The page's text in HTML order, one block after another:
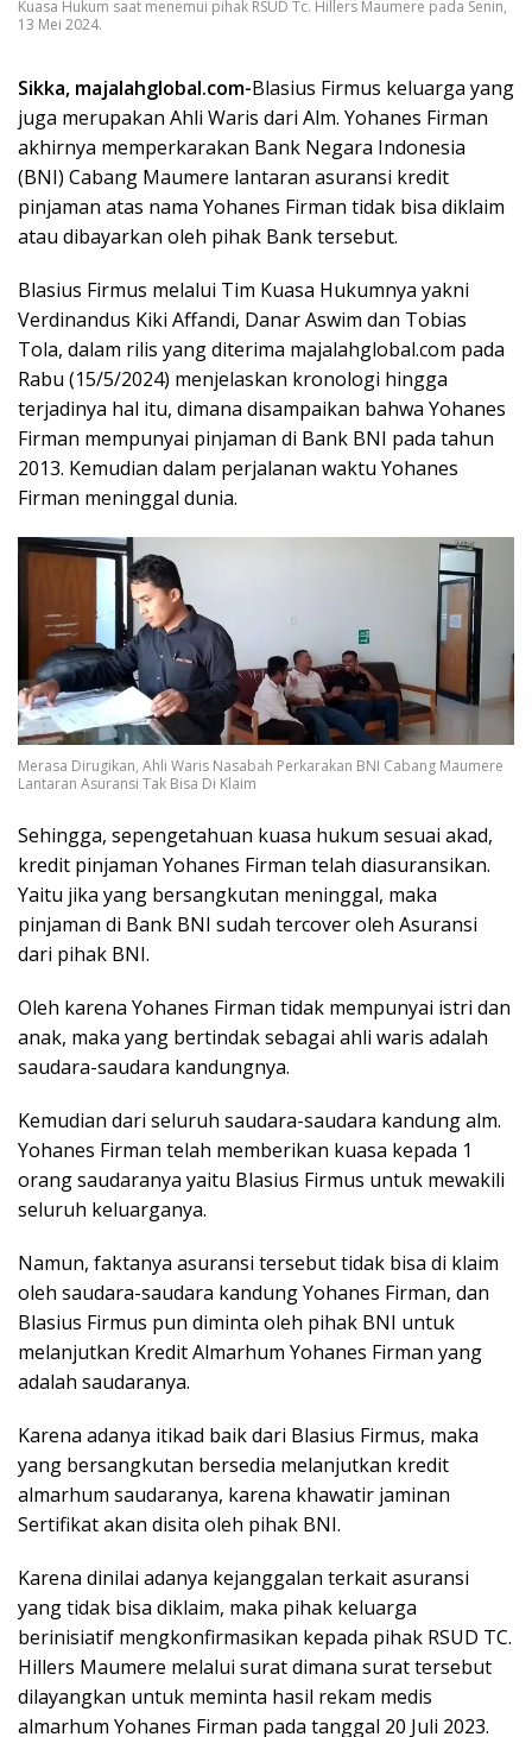
Kuasa Hukum saat menemui pihak RSUD Tc. Hillers Maumere pada Senin,
13 Mei 2024.
Sikka, majalahglobal.com-Blasius Firmus keluarga yang
juga merupakan Ahli Waris dari Alm. Yohanes Firman
akhirnya memperkarakan Bank Negara Indonesia
(BNI) Cabang Maumere lantaran asuransi kredit
pinjaman atas nama Yohanes Firman tidak bisa diklaim
atau dibayarkan oleh pihak Bank tersebut.
Blasius Firmus melalui Tim Kuasa Hukumnya yakni
Verdinandus Kiki Affandi, Danar Aswim dan Tobias
Tola, dalam rilis yang diterima majalahglobal.com pada
Rabu (15/5/2024) menjelaskan kronologi hingga
terjadinya hal itu, dimana disampaikan bahwa Yohanes
Firman mempunyai pinjaman di Bank BNI pada tahun
2013. Kemudian dalam perjalanan waktu Yohanes
Firman meninggal dunia.
Merasa Dirugikan, Ahli Waris Nasabah Perkarakan BNI Cabang Maumere
Lantaran Asuransi Tak Bisa Di Klaim
Sehingga, sepengetahuan kuasa hukum sesuai akad,
kredit pinjaman Yohanes Firman telah diasuransikan.
Yaitu jika yang bersangkutan meninggal, maka
pinjaman di Bank BNI sudah tercover oleh Asuransi
dari pihak BNI.
Oleh karena Yohanes Firman tidak mempunyai istri dan
anak, maka yang bertindak sebagai ahli waris adalah
saudara-saudara kandungnya.
Kemudian dari seluruh saudara-saudara kandung alm.
Yohanes Firman telah memberikan kuasa kepada 1
orang saudaranya yaitu Blasius Firmus untuk mewakili
seluruh keluarganya.
Namun, faktanya asuransi tersebut tidak bisa di klaim
oleh saudara-saudara kandung Yohanes Firman, dan
Blasius Firmus pun diminta oleh pihak BNI untuk
melanjutkan Kredit Almarhum Yohanes Firman yang
adalah saudaranya.
Karena adanya itikad baik dari Blasius Firmus, maka
yang bersangkutan bersedia melanjutkan kredit
almarhum saudaranya, karena khawatir jaminan
Sertifikat akan disita oleh pihak BNI.
Karena dinilai adanya kejanggalan terkait asuransi
yang tidak bisa diklaim, maka pihak keluarga
berinisiatif mengkonfirmasikan kepada pihak RSUD TC.
Hillers Maumere melalui surat dimana surat tersebut
dilayangkan untuk meminta hasil rekam medis
almarhum Yohanes Firman pada tanggal 20 Juli 2023.